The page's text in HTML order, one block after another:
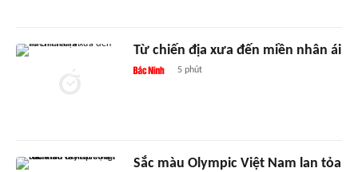
Từ chiến địa xưa đến miền nhân ái
5 phút
Sắc màu Olympic Việt Nam lan tỏa